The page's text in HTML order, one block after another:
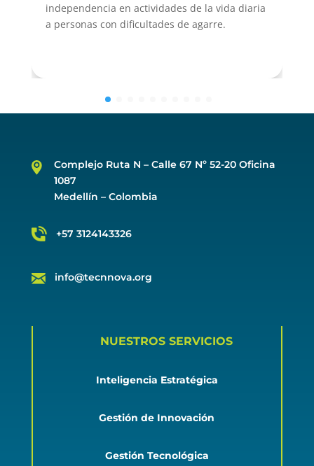
independencia en actividades de la vida diaria
a personas con dificultades de agarre.
Complejo Ruta N – Calle 67 Nº 52-20 Oficina
1087
Medellín – Colombia
+57 3124143326
info@tecnnova.org
NUESTROS SERVICIOS
Inteligencia Estratégica
Gestión de Innovación
Gestión Tecnológica